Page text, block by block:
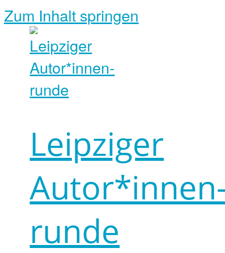
Zum Inhalt springen
Leipziger
runde